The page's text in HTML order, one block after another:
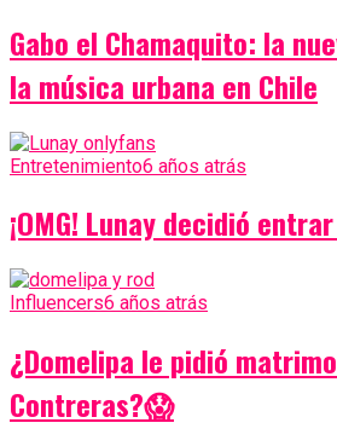
Gabo el Chamaquito: la
la música urbana en Chile
Entretenimiento6 años atrás
¡OMG! Lunay decidió
Influencers6 años atrás
¿Domelipa le pidió
Contreras?😱